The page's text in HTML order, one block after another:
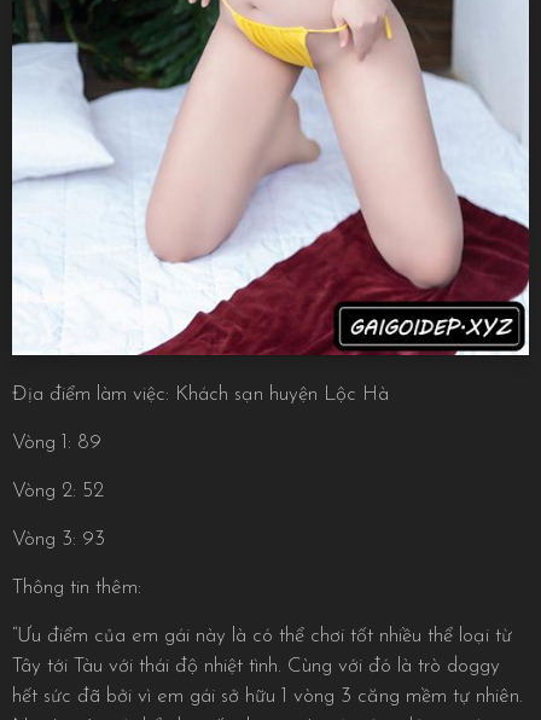
Địa điểm làm việc: Khách sạn huyện Lộc Hà
Vòng 1: 89
Vòng 2: 52
Vòng 3: 93
Thông tin thêm:
“Ưu điểm của em gái này là có thể chơi tốt nhiều thể loại từ
Tây tới Tàu với thái độ nhiệt tình. Cùng với đó là trò doggy
hết sức đã bởi vì em gái sở hữu 1 vòng 3 căng mềm tự nhiên.